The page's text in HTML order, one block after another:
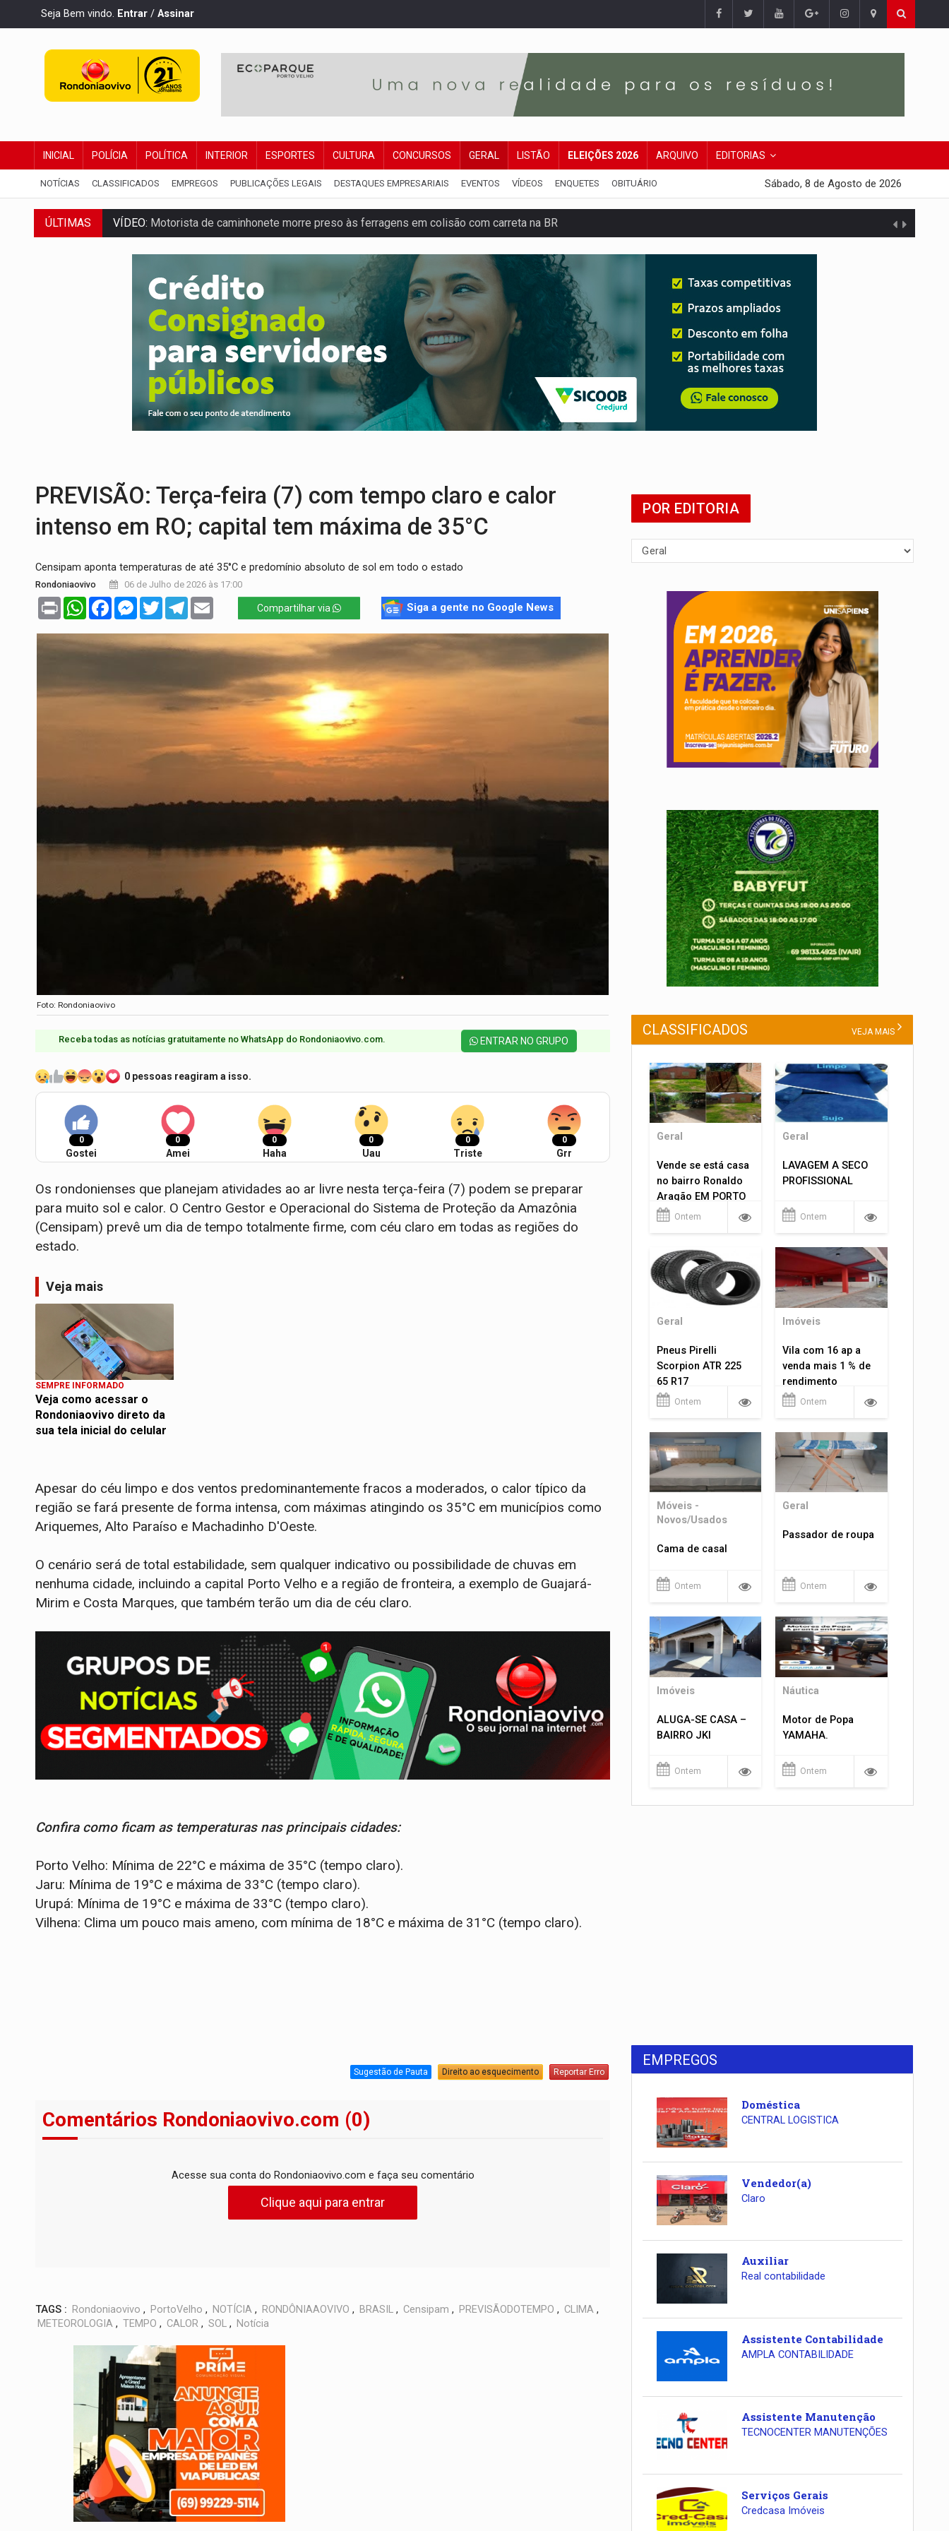
Seja Bem vindo. Entrar / Assinar
INICIAL POLÍCIA POLÍTICA INTERIOR ESPORTES CULTURA CONCURSOS GERAL LISTÃO ELEIÇÕES 2026 ARQUIVO EDITORIAS
NOTÍCIAS CLASSIFICADOS EMPREGOS PUBLICAÇÕES LEGAIS DESTAQUES EMPRESARIAIS EVENTOS VÍDEOS ENQUETES OBITUÁRIO Sábado, 8 de Agosto de 2026
ÚLTIMAS VÍDEO: Motorista de caminhonete morre preso às ferragens em colisão com carreta na BR
LAZER:Seis lugares gratuitos para aproveitar o fim de semana em Porto Velho
FTICCO e Força Tática prendem membro do CV com arma e drogas em boca de fumo
INCLUSÃO: Prefeitura fortalece parceria com a APAE para ampliar ações voltadas a PCD's
Exército testa inovações no combate a drones durante exercício antiaéreo
TEMAS SOCIOAMBIENTAIS:Em Itapuã do Oeste, CINEMAZÔNIA leva cinema amazônico a estudantes na escola
PREVISÃO:Interior de Rondônia terá sábado (8) de calor intenso e tempo firme
INFRAESTRUTURA:Após quase 30 anos de espera, asfalto chega ao bairro Nova Esperança
PREVISÃO: Terça-feira (7) com tempo claro e calor
intenso em RO; capital tem máxima de 35°C
Censipam aponta temperaturas de até 35°C e predomínio absoluto de sol em todo o estado
Rondoniaovivo 06 de Julho de 2026 às 17:00
Print WhatsAppFacebookMessenger
TwitterTelegram Compartilhar via Siga a gente no Google News
Foto: Rondoniaovivo
Receba todas as notícias gratuitamente no WhatsApp do Rondoniaovivo.com.​ ENTRAR NO GRUPO
0 pessoas reagiram a isso.
0
Gostei
0
Amei
0
Haha
0
Uau
0
Triste
0
Grr
Os rondonienses que planejam atividades ao ar livre nesta terça-feira (7) podem se preparar
para muito sol e calor. O Centro Gestor e Operacional do Sistema de Proteção da Amazônia
(Censipam) prevê um dia de tempo totalmente firme, com céu claro em todas as regiões do
estado.
Veja mais
SEMPRE INFORMADO
Veja como acessar o
Rondoniaovivo direto da
sua tela inicial do celular
Apesar do céu limpo e dos ventos predominantemente fracos a moderados, o calor típico da
região se fará presente de forma intensa, com máximas atingindo os 35°C em municípios como
Ariquemes, Alto Paraíso e Machadinho D'Oeste.
O cenário será de total estabilidade, sem qualquer indicativo ou possibilidade de chuvas em
nenhuma cidade, incluindo a capital Porto Velho e a região de fronteira, a exemplo de Guajará-
Mirim e Costa Marques, que também terão um dia de céu claro.
Confira como ficam as temperaturas nas principais cidades:
Porto Velho: Mínima de 22°C e máxima de 35°C (tempo claro).
Jaru: Mínima de 19°C e máxima de 33°C (tempo claro).
Urupá: Mínima de 19°C e máxima de 33°C (tempo claro).
Vilhena: Clima um pouco mais ameno, com mínima de 18°C e máxima de 31°C (tempo claro).
Sugestão de Pauta Direito ao esquecimento Reportar Erro
Comentários Rondoniaovivo.com (0)
Acesse sua conta do Rondoniaovivo.com e faça seu comentário
Clique aqui para entrar
TAGS : Rondoniaovivo , PortoVelho , NOTÍCIA , RONDÔNIAAOVIVO , BRASIL , Censipam , PREVISÃODOTEMPO , CLIMA ,
METEOROLOGIA , TEMPO , CALOR , SOL , Notícia
POR EDITORIA
CLASSIFICADOS VEJA MAIS
Geral
Vende se está casa
no bairro Ronaldo
Aragão EM PORTO
VELHO RO.
Ontem
Geral
LAVAGEM A SECO
PROFISSIONAL
Ontem
Geral
Pneus Pirelli
Scorpion ATR 225
65 R17
Ontem
Imóveis
Vila com 16 ap a
venda mais 1 % de
rendimento
Ontem
Móveis -
Novos/Usados
Cama de casal
Ontem
Geral
Passador de roupa
Ontem
Imóveis
ALUGA-SE CASA –
BAIRRO JKI
Ontem
Náutica
Motor de Popa
YAMAHA.
Ontem
EMPREGOS
Doméstica
CENTRAL LOGISTICA
Vendedor(a)
Claro
Auxiliar
Real contabilidade
Assistente Contabilidade
AMPLA CONTABILIDADE
Assistente Manutenção
TECNOCENTER MANUTENÇÕES
Serviços Gerais
Credcasa Imóveis